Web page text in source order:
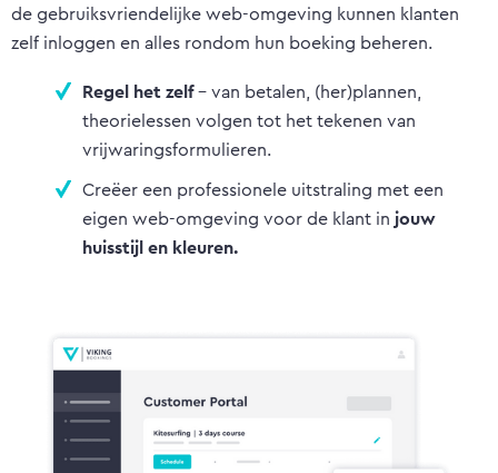
de gebruiksvriendelijke web-omgeving kunnen klanten
zelf inloggen en alles rondom hun boeking beheren.
Regel het zelf- van betalen, (her)plannen,
theorielessen volgen tot het tekenen van
vrijwaringsformulieren.
Creëer een professionele uitstraling met een
eigen web-omgeving voor de klant in jouw
huisstijl en kleuren.